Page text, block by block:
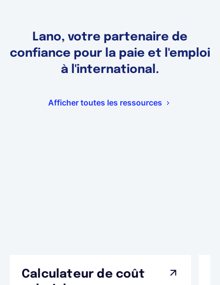
Lano, votre partenaire de
confiance pour la paie et l'emploi
à l'international.
Afficher toutes les ressources
Calculateur de coût